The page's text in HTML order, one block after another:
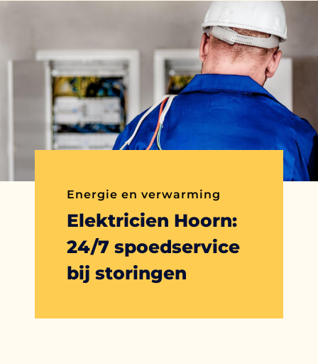
Energie en verwarming
Elektricien Hoorn:
24/7 spoedservice
bij storingen